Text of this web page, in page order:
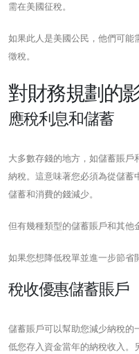
需在美國征稅。
如果此人是美國公民，他們可能
徵稅。
對財務規劃的
應稅利息和儲蓄
大多數存錢的地方，如儲蓄賬戶
納稅。這意味著您必須為從儲蓄
儲蓄和消費的錢減少。
但有幾種類型的儲蓄賬戶和其他
如果您想降低稅單並進一步節省
稅收優惠儲蓄賬戶
儲蓄賬戶可以幫助您減少納稅的
低您存入資金當年的納稅收入。